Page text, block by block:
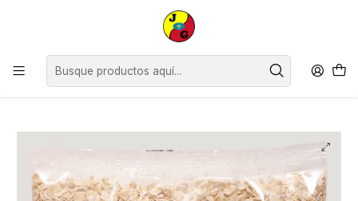
Estimados Clientes, desde el lunes 13 de julio y hasta el viernes 24 de
julio inclusive, no contaremos con horario continuado, siendo nuestro
horario de atención de 09:00 a 12:30 y de 14:30 a 18:00
hrs.Agradecemos su comprensión.
Inicio Supermercado Cereales Avena y Granos
Avena Oso Tradicional ( 5 x 500 G )